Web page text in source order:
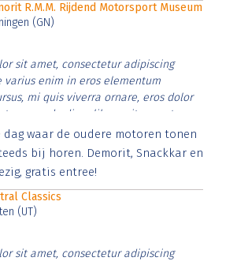
R.M.M. Rijdend Motorsport Museum
(GN)
sit amet, consectetur adipiscing
varius enim in eros elementum
mi quis viverra ornare, eros dolor
commodo diam libero vitae erat.
nibh et justo cursus id rutrum lorem
sem vitae risus tristique posuere.
dag waar de oudere motoren tonen
bij horen. Demorit, Snackkar en
gratis entree!
Classics
(UT)
sit amet, consectetur adipiscing